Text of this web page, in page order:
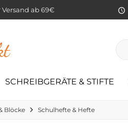
Versand ab 69€
SCHREIBGERÄTE & STIFTE
Blöcke Schulhefte & Hefte